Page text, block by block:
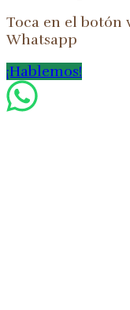
Toca en el botón
Whatsapp
¡Hablemos!